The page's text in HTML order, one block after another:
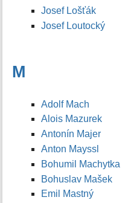
Josef Lošťák
Josef Loutocký
M
Adolf Mach
Alois Mazurek
Antonín Majer
Anton Mayssl
Bohumil Machytka
Bohuslav Mašek
Emil Mastný